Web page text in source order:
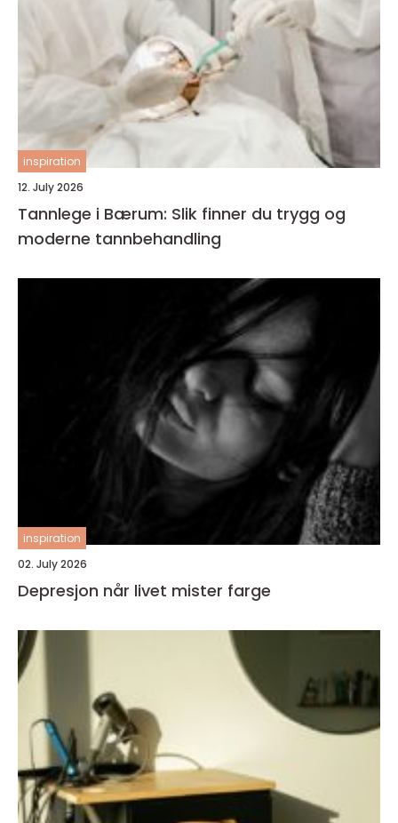
inspiration
12. July 2026
Tannlege i Bærum: Slik finner du trygg og
moderne tannbehandling
inspiration
02. July 2026
Depresjon når livet mister farge